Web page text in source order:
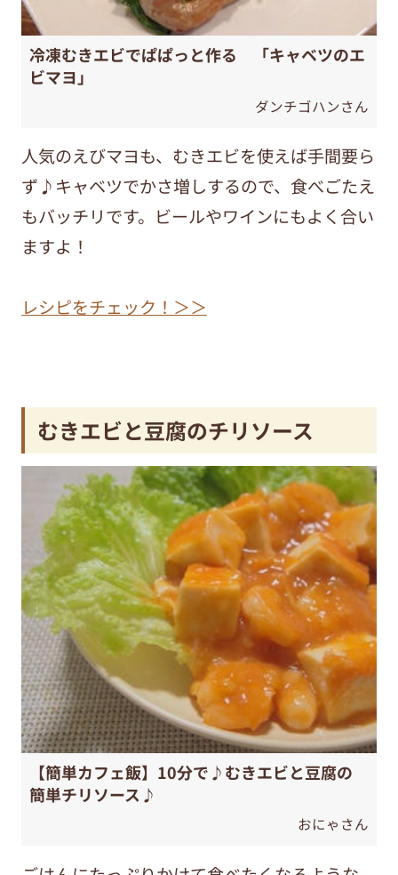
冷凍むきエビでぱぱっと作る 「キャベツのエ
ビマヨ」
ダンチゴハンさん
人気のえびマヨも、むきエビを使えば手間要ら
ず♪キャベツでかさ増しするので、食べごたえ
もバッチリです。ビールやワインにもよく合い
ますよ！
レシピをチェック！＞＞
むきエビと豆腐のチリソース
【簡単カフェ飯】10分で♪むきエビと豆腐の
簡単チリソース♪
おにゃさん